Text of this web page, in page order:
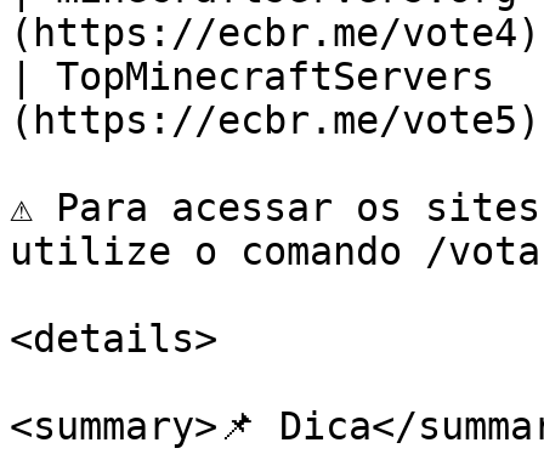
(https://ecbr.me/
|
(https://ecbr.me/
⚠️ Para acessar os
utilize o comando /
<details>
<summary>📌 Dica</